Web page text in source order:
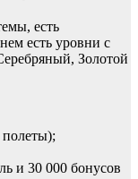
есть
есть уровни с
Золотой
и 30 000 бонусов